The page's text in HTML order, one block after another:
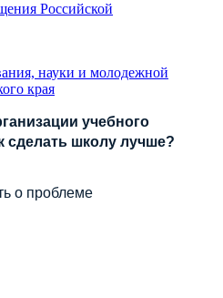
Российской
науки и молодежной
края
учебного
сделать школу лучше?
о проблеме